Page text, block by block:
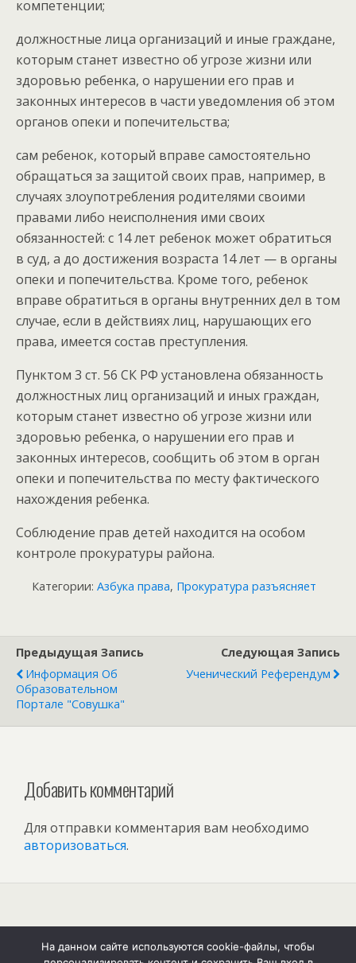
компетенции;
должностные лица организаций и иные граждане,
которым станет известно об угрозе жизни или
здоровью ребенка, о нарушении его прав и
законных интересов в части уведомления об этом
органов опеки и попечительства;
сам ребенок, который вправе самостоятельно
обращаться за защитой своих прав, например, в
случаях злоупотребления родителями своими
правами либо неисполнения ими своих
обязанностей: с 14 лет ребенок может обратиться
в суд, а до достижения возраста 14 лет — в органы
опеки и попечительства. Кроме того, ребенок
вправе обратиться в органы внутренних дел в том
случае, если в действиях лиц, нарушающих его
права, имеется состав преступления.
Пунктом 3 ст. 56 СК РФ установлена обязанность
должностных лиц организаций и иных граждан,
которым станет известно об угрозе жизни или
здоровью ребенка, о нарушении его прав и
законных интересов, сообщить об этом в орган
опеки и попечительства по месту фактического
нахождения ребенка.
Соблюдение прав детей находится на особом
контроле прокуратуры района.
Категории: Азбука права, Прокуратура разъясняет
Предыдущая Запись
Информация Об
Образовательном
Портале "Совушка"
Следующая Запись
Ученический Референдум
Добавить комментарий
Для отправки комментария вам необходимо
авторизоваться.
Наверх
На данном сайте используются cookie-файлы, чтобы